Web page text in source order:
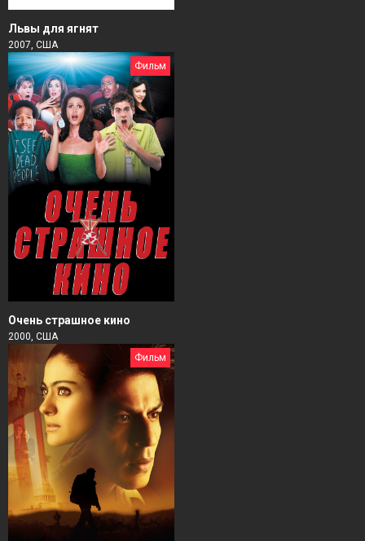
Львы для ягнят
2007, США
Фильм
Очень страшное кино
2000, США
Фильм